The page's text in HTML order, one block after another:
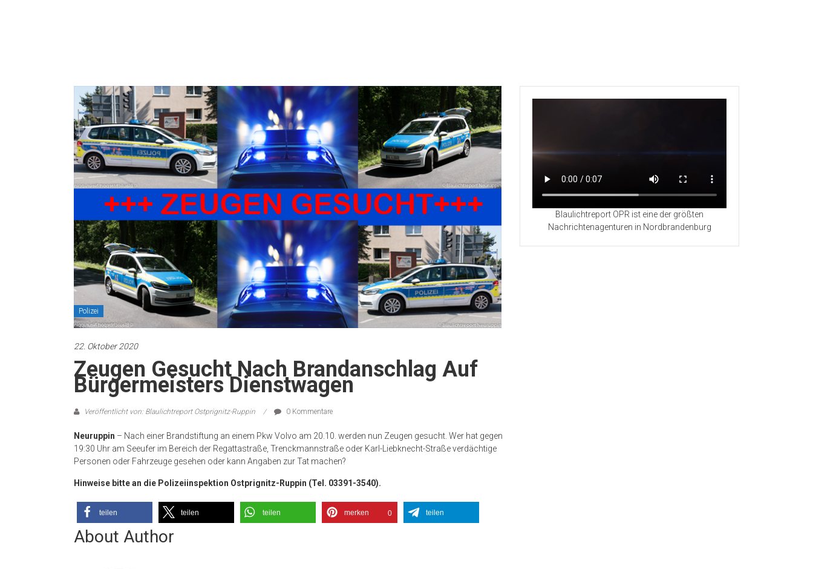
Polizei
22. Oktober 2020
Zeugen Gesucht Nach Brandanschlag Auf
Bürgermeisters Dienstwagen
Veröffentlicht von: Blaulichtreport Ostprignitz-Ruppin 0 Kommentare
Neuruppin – Nach einer Brandstiftung an einem Pkw Volvo am 20.10. werden nun Zeugen gesucht. Wer hat gegen
19:30 Uhr am Seeufer im Bereich der Regattastraße, Trenckmannstraße oder Karl-Liebknecht-Straße verdächtige
Personen oder Fahrzeuge gesehen oder kann Angaben zur Tat machen?
Hinweise bitte an die Polizeiinspektion Ostprignitz-Ruppin (Tel. 03391-3540).
teilen teilen teilen merken 0 teilen
About Author
Blaulichtreport OPR ist eine der größten
Nachrichtenagenturen in Nordbrandenburg